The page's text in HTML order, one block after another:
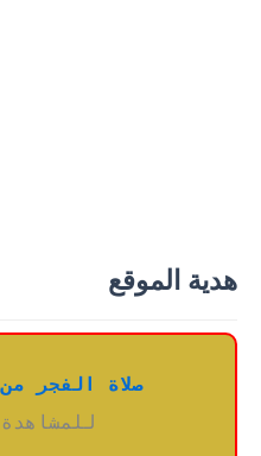
هدية الموقع
صلاة الفجر
للمشاهدة